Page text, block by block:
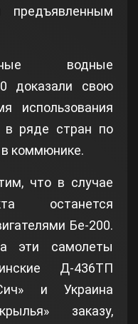
водные
доказали свою
использования
в ряде стран по
в коммюнике.
что в случае
останется
Бе-200.
эти самолеты
Д-436ТП
и Украина
заказу,